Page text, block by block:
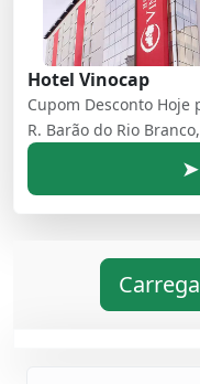
Hotel Vinocap
Cupom Desconto Hoje